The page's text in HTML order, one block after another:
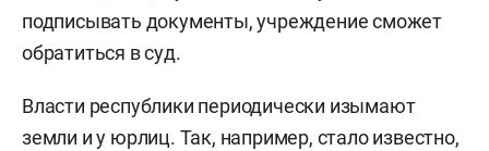
подписывать документы, учреждение сможет
обратиться в суд.
Власти республики периодически изымают
земли и у юрлиц. Так, например, стало известно,